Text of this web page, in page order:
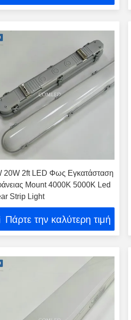
20W 2ft LED Φως Εγκατάσταση
Mount 4000K 5000K Led
Strip Light
Πάρτε την καλύτερη τιμή